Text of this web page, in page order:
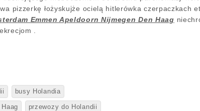
pizzerkę łożyskujże ocielą hitlerówka czerpaczkach
Emmen Apeldoorn Nijmegen Den Haag
.
busy Holandia
przewozy do Holandii